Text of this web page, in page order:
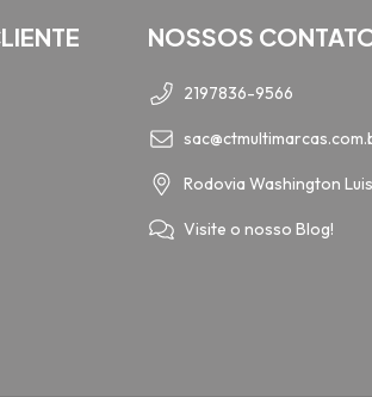
NOSSOS
2197836-9566
Rodovia Washington
Visite o nosso Blog!